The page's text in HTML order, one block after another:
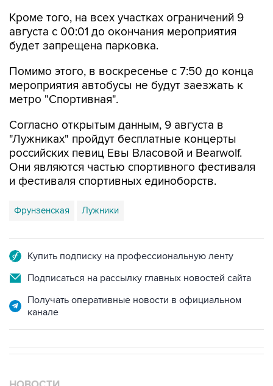
Кроме того, на всех участках ограничений 9
августа с 00:01 до окончания мероприятия
будет запрещена парковка.
Помимо этого, в воскресенье с 7:50 до конца
мероприятия автобусы не будут заезжать к
метро "Спортивная".
Согласно открытым данным, 9 августа в
"Лужниках" пройдут бесплатные концерты
российских певиц Евы Власовой и Bearwolf.
Они являются частью спортивного фестиваля
и фестиваля спортивных единоборств.
Фрунзенская Лужники
Купить подписку на профессиональную ленту
Подписаться на рассылку главных новостей сайта
Получать оперативные новости в официальном
канале